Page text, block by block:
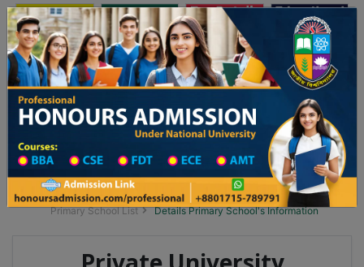
Toggle navigation অনার্স ভর্তি প্রফেশনাল অনার্স
Updates
২৬ শিক্ষাবর্ষের ১ম বর্ষের ভর্তি আবেদন বিজ্ঞপ্তি ঢাকা বিশ্ববিদ্যালয় ২০২৫-২৬ শিক্ষাবর্ষে
Division List
Primary School District Wise
Primary School in পোরশা
Primary School List
Details Primary School's Information